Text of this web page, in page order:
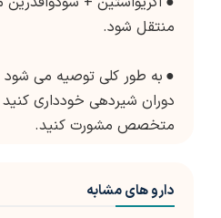
منتقل شود.
● به طور کلی توصیه می شود
دوران شیردهی خودداری کنید
متخصص مشورت کنید.
دارو های مشابه